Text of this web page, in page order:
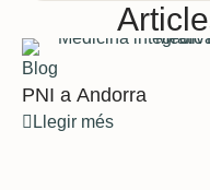
Blog
PNI a Andorra
Llegir més